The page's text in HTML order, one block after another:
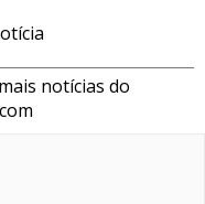
notícias do